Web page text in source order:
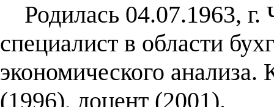
Родилась 04.07.1963, г.
специалист в области
экономического анализа.
(1996), доцент (2001).